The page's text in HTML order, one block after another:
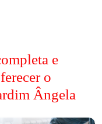
e
o
Ângela